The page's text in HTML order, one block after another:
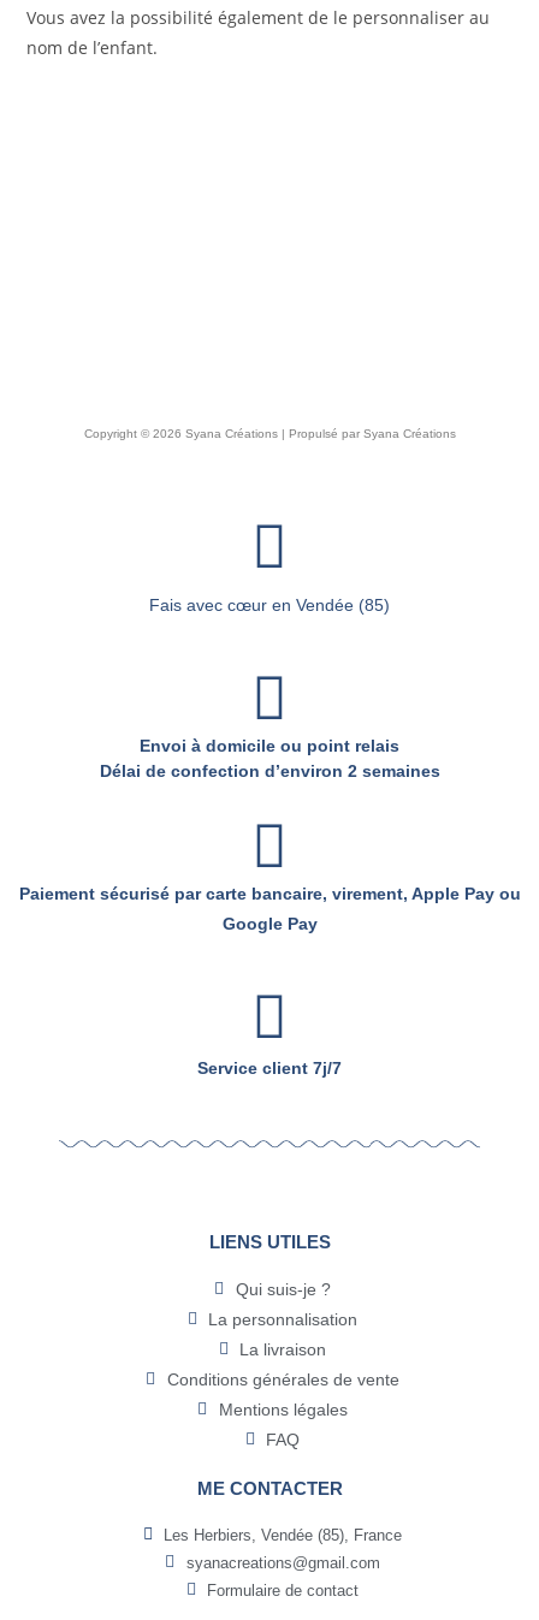
Vous avez la possibilité également de le personnaliser au
nom de l’enfant.
Copyright © 2026 Syana Créations | Propulsé par Syana Créations
Fais avec cœur en Vendée (85)
Envoi à domicile ou point relais
Délai de confection d’environ 2 semaines
Paiement sécurisé par carte bancaire, virement, Apple Pay ou
Google Pay
Service client 7j/7
LIENS UTILES
Qui suis-je ?
La personnalisation
La livraison
Conditions générales de vente
Mentions légales
FAQ
ME CONTACTER
Les Herbiers, Vendée (85), France
syanacreations@gmail.com
Formulaire de contact